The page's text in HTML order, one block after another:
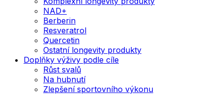
NAD+
Berberin
Resveratrol
Quercetin
Ostatní longevity produkty
Doplňky výživy podle cíle
Růst svalů
Na hubnutí
Zlepšení sportovního výkonu